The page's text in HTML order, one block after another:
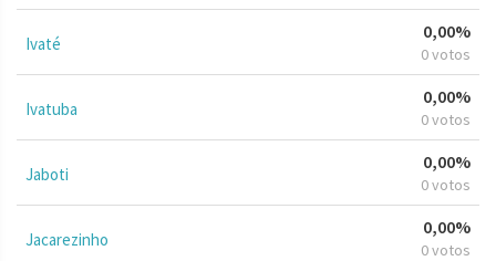
Ivaté
0,00%
0 votos
Ivatuba
0,00%
0 votos
Jaboti
0,00%
0 votos
Jacarezinho
0,00%
0 votos